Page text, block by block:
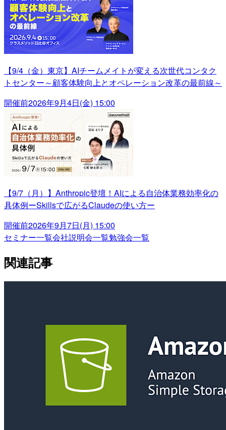
【9/4（金）東京】AIチームメイトが変える次世代コンタク
トセンター～顧客体験向上とオペレーション改革の最前線～
開催前2026年9月4日(金) 15:00
【9/7（月）】Anthropic登壇！AIによる自治体業務効率化の
具体例ーSkillsで広がるClaudeの使い方ー
開催前2026年9月7日(月) 15:00
セミナー一覧会社説明会一覧勉強会一覧
関連記事